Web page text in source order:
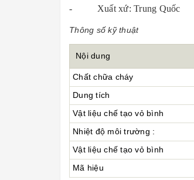
- Xuất xứ: Trung Quốc
Thông số kỹ thuật
Nội dung
Chất chữa cháy
Dung tích
Vật liệu chế tạo vỏ bình
Nhiệt độ môi trường :
Vật liệu chế tạo vỏ bình
Mã hiệu